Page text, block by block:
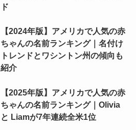
ド
【2024年版】アメリカで人気の赤
ちゃんの名前ランキング｜名付け
トレンドとワシントン州の傾向も
紹介
【2025年版】アメリカで人気の赤
ちゃんの名前ランキング｜Olivia
と Liamが7年連続全米1位